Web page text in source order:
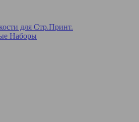
для Стр.Принт.
Наборы